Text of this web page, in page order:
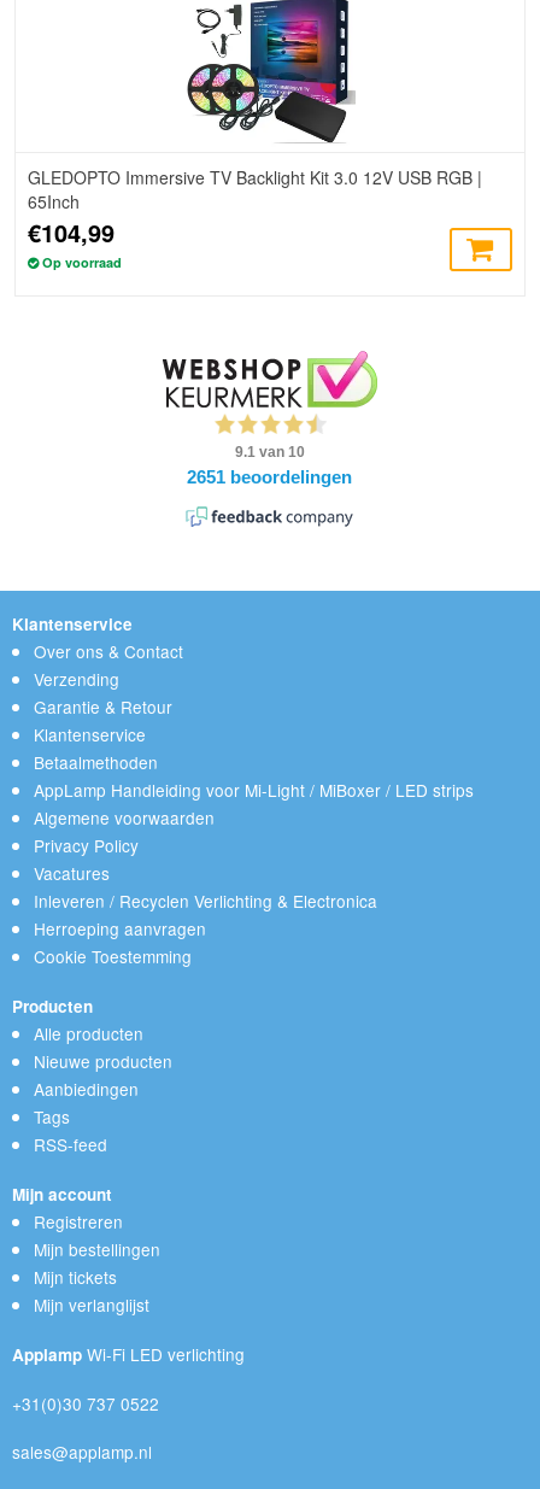
GLEDOPTO Immersive TV Backlight Kit 3.0 12V USB RGB |
65Inch
€104,99
Op voorraad
Klantenservice
Over ons & Contact
Verzending
Garantie & Retour
Klantenservice
Betaalmethoden
AppLamp Handleiding voor Mi-Light / MiBoxer / LED strips
Algemene voorwaarden
Privacy Policy
Vacatures
Inleveren / Recyclen Verlichting & Electronica
Herroeping aanvragen
Cookie Toestemming
Producten
Alle producten
Nieuwe producten
Aanbiedingen
Tags
RSS-feed
Mijn account
Registreren
Mijn bestellingen
Mijn tickets
Mijn verlanglijst
Applamp Wi-Fi LED verlichting
+31(0)30 737 0522
sales@applamp.nl